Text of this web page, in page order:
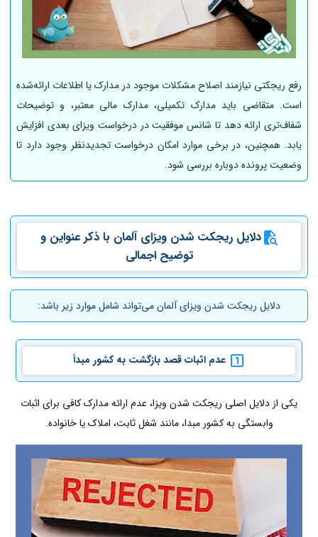
رفع ریجکتی نیازمند اصلاح مشکلات موجود در مدارک یا اطلاعات ارائه‌شده
است. متقاضی باید مدارک تکمیلی، مدارک مالی معتبر، و توضیحات
شفاف‌تری ارائه دهد تا شانس موفقیت در درخواست ویزای بعدی افزایش
یابد. همچنین، در برخی موارد امکان درخواست تجدیدنظر وجود دارد تا
وضعیت پرونده دوباره بررسی شود.
دلایل ریجکت شدن ویزای آلمان با ذکر عنواین و
توضیح اجمالی
دلایل ریجکت شدن ویزای آلمان می‌تواند شامل موارد زیر باشد:
عدم اثبات قصد بازگشت به کشور مبدأ
یکی از دلایل اصلی ریجکت شدن ویزا، عدم ارائه مدارک کافی برای اثبات
وابستگی به کشور مبدا، مانند شغل ثابت، املاک یا خانواده.